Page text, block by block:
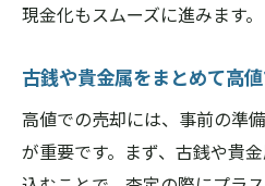
現金化もスムーズに進みます。
古銭や貴金属をまとめて高
高値での売却には、事前の準
が重要です。まず、古銭や貴